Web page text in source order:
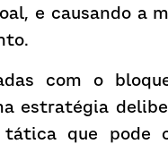
e causando a
com o
estratégia
tática que pode